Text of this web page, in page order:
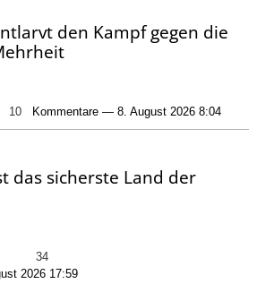
den Kampf gegen die
10 Kommentare — 8. August 2026 8:04
das sicherste Land der
34
2026 17:59